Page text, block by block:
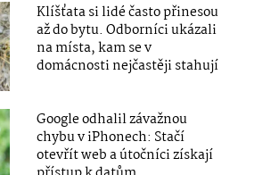
Klíšťata si lidé často přinesou
až do bytu. Odborníci ukázali
na místa, kam se v
domácnosti nejčastěji stahují
Google odhalil závažnou
chybu v iPhonech: Stačí
otevřít web a útočníci získají